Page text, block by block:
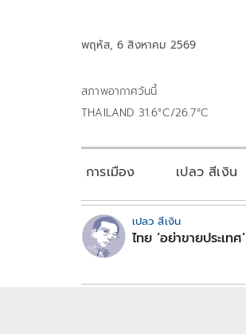
พฤหัส, 6 สิงหาคม 2569
สภาพอากาศวันนี้
THAILAND 31.6°C/26.7°C
การเมือง เปลว สีเงิน
เปลว สีเงิน
ไทย ‘อย่าขายประเทศ’